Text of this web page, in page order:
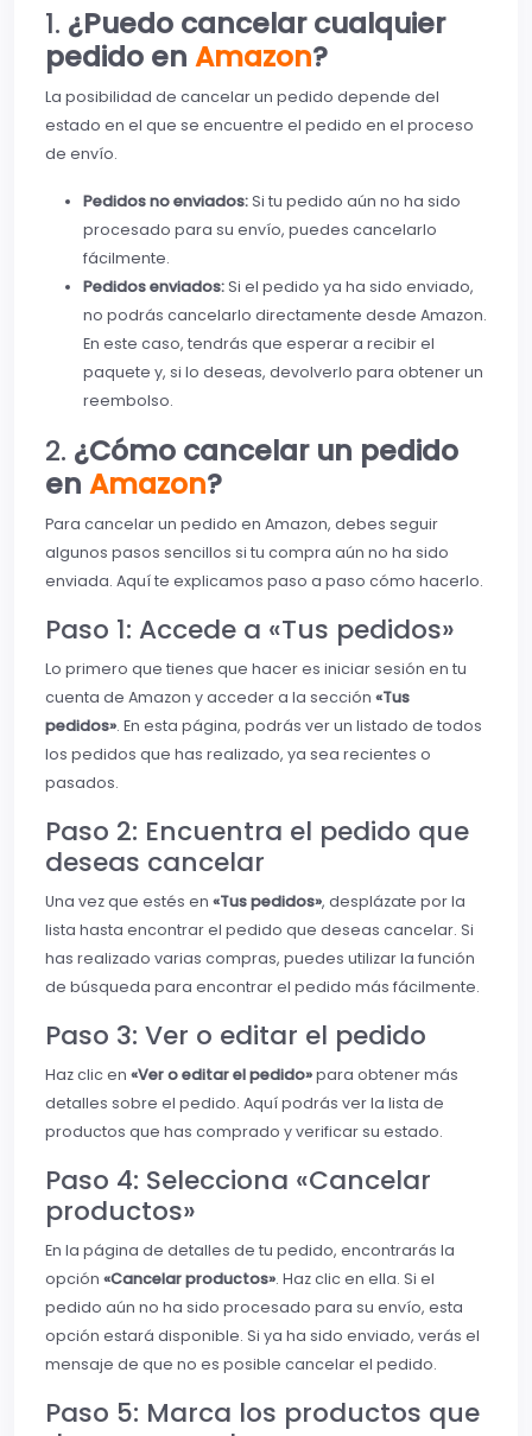
1. ¿Puedo cancelar cualquier
pedido en Amazon?
La posibilidad de cancelar un pedido depende del
estado en el que se encuentre el pedido en el proceso
de envío.
Pedidos no enviados:Si tu pedido aún no ha sido
procesado para su envío, puedes cancelarlo
fácilmente.
Pedidos enviados:Si el pedido ya ha sido enviado,
no podrás cancelarlo directamente desde Amazon.
En este caso, tendrás que esperar a recibir el
paquete y, si lo deseas, devolverlo para obtener un
reembolso.
2. ¿Cómo cancelar un pedido
en Amazon?
Para cancelar un pedido en Amazon, debes seguir
algunos pasos sencillos si tu compra aún no ha sido
enviada. Aquí te explicamos paso a paso cómo hacerlo.
Paso 1: Accede a «Tus pedidos»
Lo primero que tienes que hacer es iniciar sesión en tu
cuenta de Amazon y acceder a la sección «Tus
pedidos». En esta página, podrás ver un listado de todos
los pedidos que has realizado, ya sea recientes o
pasados.
Paso 2: Encuentra el pedido que
deseas cancelar
Una vez que estés en «Tus pedidos», desplázate por la
lista hasta encontrar el pedido que deseas cancelar. Si
has realizado varias compras, puedes utilizar la función
de búsqueda para encontrar el pedido más fácilmente.
Paso 3: Ver o editar el pedido
Haz clic en «Ver o editar el pedido»para obtener más
detalles sobre el pedido. Aquí podrás ver la lista de
productos que has comprado y verificar su estado.
Paso 4: Selecciona «Cancelar
productos»
En la página de detalles de tu pedido, encontrarás la
opción «Cancelar productos». Haz clic en ella. Si el
pedido aún no ha sido procesado para su envío, esta
opción estará disponible. Si ya ha sido enviado, verás el
mensaje de que no es posible cancelar el pedido.
Paso 5: Marca los productos que